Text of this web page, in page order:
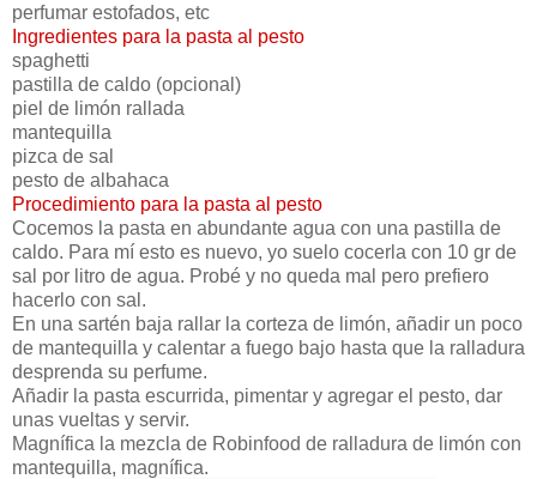
perfumar estofados, etc
Ingredientes para la pasta al pesto
spaghetti
pastilla de caldo (opcional)
piel de limón rallada
mantequilla
pizca de sal
pesto de albahaca
Procedimiento para la pasta al pesto
Cocemos la pasta en abundante agua con una pastilla de
caldo. Para mí esto es nuevo, yo suelo cocerla con 10 gr de
sal por litro de agua. Probé y no queda mal pero prefiero
hacerlo con sal.
En una sartén baja rallar la corteza de limón, añadir un poco
de mantequilla y calentar a fuego bajo hasta que la ralladura
desprenda su perfume.
Añadir la pasta escurrida, pimentar y agregar el pesto, dar
unas vueltas y servir.
Magnífica la mezcla de Robinfood de ralladura de limón con
mantequilla, magnífica.